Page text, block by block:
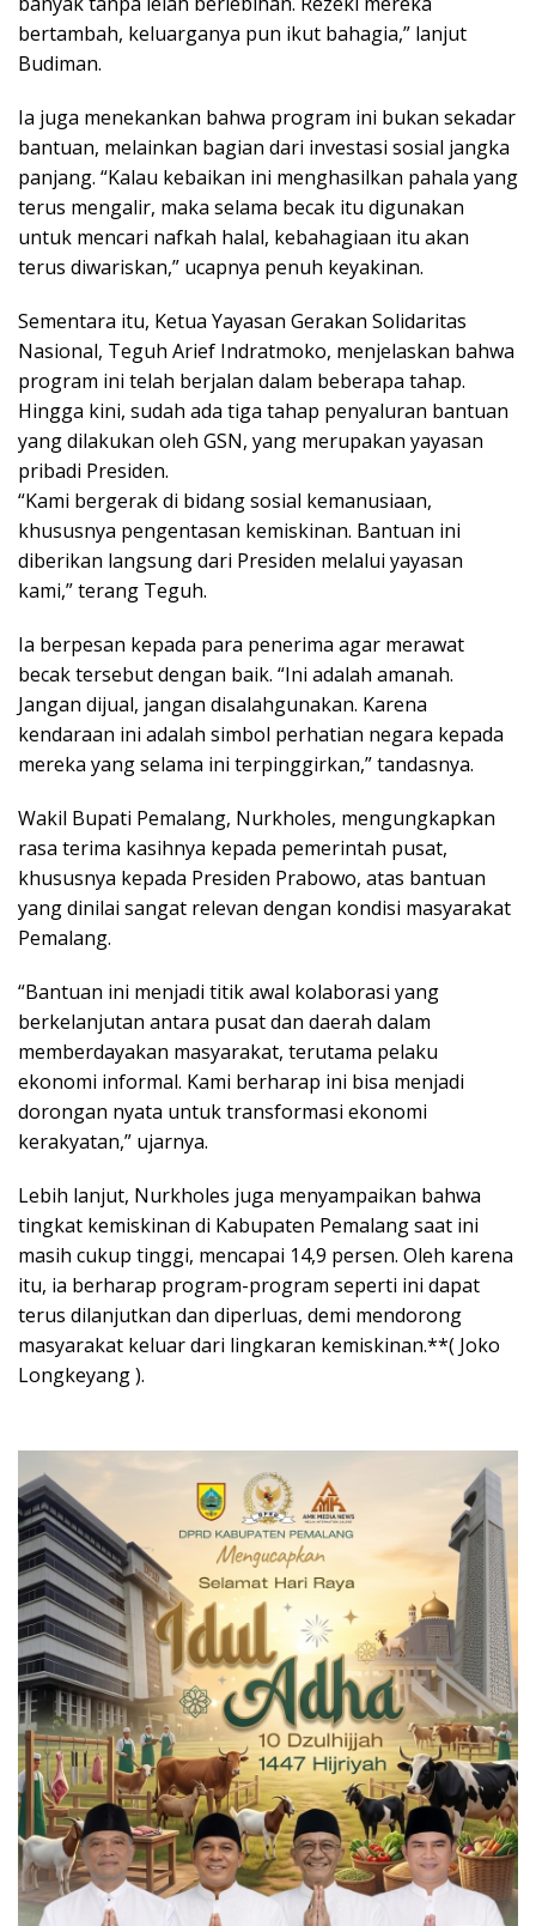
bertambah, keluarganya pun ikut bahagia,” lanjut
Budiman.
Ia juga menekankan bahwa program ini bukan sekadar
bantuan, melainkan bagian dari investasi sosial jangka
panjang. “Kalau kebaikan ini menghasilkan pahala yang
terus mengalir, maka selama becak itu digunakan
untuk mencari nafkah halal, kebahagiaan itu akan
terus diwariskan,” ucapnya penuh keyakinan.
Sementara itu, Ketua Yayasan Gerakan Solidaritas
Nasional, Teguh Arief Indratmoko, menjelaskan bahwa
program ini telah berjalan dalam beberapa tahap.
Hingga kini, sudah ada tiga tahap penyaluran bantuan
yang dilakukan oleh GSN, yang merupakan yayasan
pribadi Presiden.
“Kami bergerak di bidang sosial kemanusiaan,
khususnya pengentasan kemiskinan. Bantuan ini
diberikan langsung dari Presiden melalui yayasan
kami,” terang Teguh.
Ia berpesan kepada para penerima agar merawat
becak tersebut dengan baik. “Ini adalah amanah.
Jangan dijual, jangan disalahgunakan. Karena
kendaraan ini adalah simbol perhatian negara kepada
mereka yang selama ini terpinggirkan,” tandasnya.
Wakil Bupati Pemalang, Nurkholes, mengungkapkan
rasa terima kasihnya kepada pemerintah pusat,
khususnya kepada Presiden Prabowo, atas bantuan
yang dinilai sangat relevan dengan kondisi masyarakat
Pemalang.
“Bantuan ini menjadi titik awal kolaborasi yang
berkelanjutan antara pusat dan daerah dalam
memberdayakan masyarakat, terutama pelaku
ekonomi informal. Kami berharap ini bisa menjadi
dorongan nyata untuk transformasi ekonomi
kerakyatan,” ujarnya.
Lebih lanjut, Nurkholes juga menyampaikan bahwa
tingkat kemiskinan di Kabupaten Pemalang saat ini
masih cukup tinggi, mencapai 14,9 persen. Oleh karena
itu, ia berharap program-program seperti ini dapat
terus dilanjutkan dan diperluas, demi mendorong
masyarakat keluar dari lingkaran kemiskinan.**( Joko
Longkeyang ).